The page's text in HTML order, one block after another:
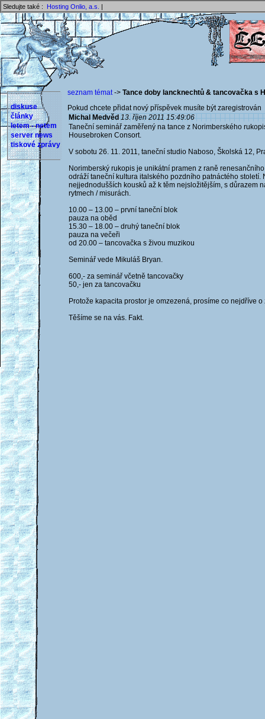
Sledujte také : Hosting Onlio, a.s. |
diskuse
články
letem - netem
server news
tiskové zprávy
seznam témat-> Tance doby lancknechtů & tancovačka s
Pokud chcete přidat nový příspěvek musíte být
Michal Medvěd 13. říjen 2011 15:49:06
Taneční seminář zaměřený na tance z Norimberského
Housebroken Consort.
V sobotu 26. 11. 2011, taneční studio Naboso, Školská 12,
Norimberský rukopis je unikátní pramen z raně
odráží taneční kultura italského pozdního patnáctého
nejjednodušších kousků až k těm nejsložitějším, s důrazem
rytmech / misurách.
10.00 – 13.00 – první taneční blok
pauza na oběd
15.30 – 18.00 – druhý taneční blok
pauza na večeři
od 20.00 – tancovačka s živou muzikou
Seminář vede Mikuláš Bryan.
600,- za seminář včetně tancovačky
50,- jen za tancovačku
Protože kapacita prostor je omzezená, prosíme co nejdříve
Těšíme se na vás. Fakt.